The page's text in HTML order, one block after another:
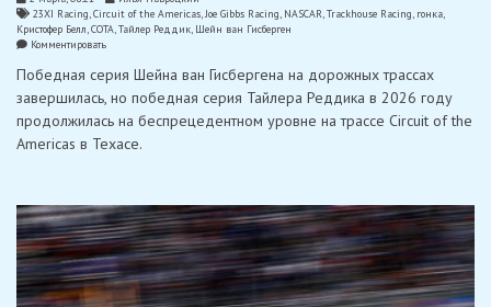
23XI Racing,Circuit of the Americas,Joe Gibbs Racing, NASCAR,Trackhouse Racing, гонка
Кристофер Белл,СОТА,Тайлер Реддик, Шейн ван Гисберген
Комментироватьon
опередил
Гисбергена
и
историческую
Cup
на
трассе
COTA
Победная серия Шейна ван Гисбергена на дорожных трассах
завершилась, но победная серия Тайлера Реддика в 2026 году
продолжилась на беспрецедентном уровне на трассе Circuit of the
Americas в Техасе.